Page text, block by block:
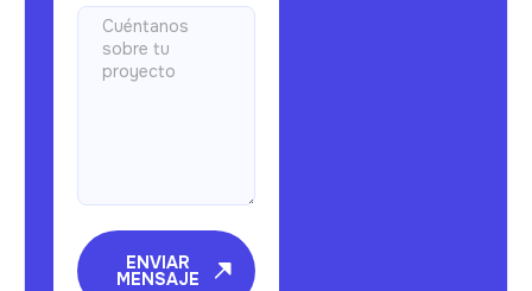
ENVIAR
MENSAJE